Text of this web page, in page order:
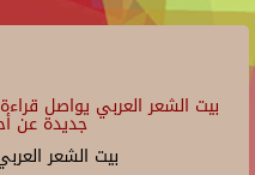
بيت الشعر العربي يواصل
جديدة عن
بيت الشعر